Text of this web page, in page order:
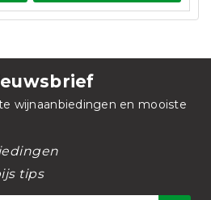
wijnaanbiedingen en mooiste
tips